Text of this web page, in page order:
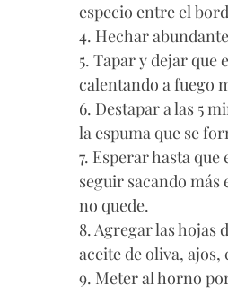
especio entre el
4. Hechar
5. Tapar y dejar que
calentando a fuego
6. Destapar a las 5
la espuma que se
7. Esperar hasta
seguir sacando más
no quede.
8. Agregar las hojas
aceite de oliva,
9. Meter al horno